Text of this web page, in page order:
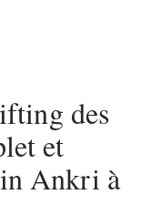
des
et
Ankri à